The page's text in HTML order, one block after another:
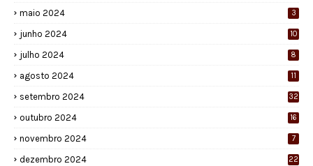
maio 2024 3
junho 2024 10
julho 2024 8
agosto 2024 11
setembro 2024 32
outubro 2024 16
novembro 2024 7
dezembro 2024 22